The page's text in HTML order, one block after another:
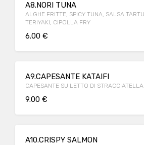
A8.NORI TUNA
ALGHE FRITTE, SPICY TUNA, SALSA
TERIYAKI, CIPOLLA FRY
6.00 €
A9.CAPESANTE KATAIFI
CAPESANTE SU LETTO DI STRACCIATELLA
9.00 €
A10.CRISPY SALMON